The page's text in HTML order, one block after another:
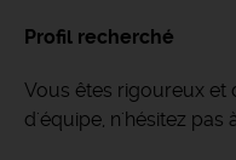
Profil recherché
Vous êtes rigoureux et
d'équipe, n'hésitez pas